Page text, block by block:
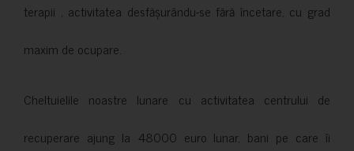
terapii , activitatea desfășurându-se fără încetare, cu grad
maxim de ocupare.
Cheltuielile noastre lunare cu activitatea centrului de
recuperare ajung la 48000 euro lunar, bani pe care îi